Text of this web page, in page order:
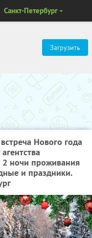
Загрузить
Санкт-Петербург
Нового года
2 ночи проживания
и праздники.